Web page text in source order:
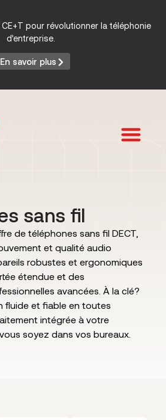
pour révolutionner la téléphonie
d’entreprise.
En savoir plus
sans fil
de téléphones sans fil DECT,
et qualité audio
robustes et ergonomiques
étendue et des
avancées. À la clé?
fluide et fiable en toutes
intégrée à votre
soyez dans vos bureaux.